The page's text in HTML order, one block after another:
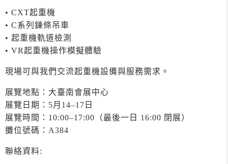
• CXT起重機
• C系列鍊條吊車
• 起重機軌道檢測
• VR起重機操作模擬體驗
現場可與我們交流起重機設備與服務需求。
展覽地點：大臺南會展中心
展覽日期：5月14–17日
展覽時間：10:00–17:00（最後一日 16:00 閉展）
攤位號碼：A384
聯絡資料: